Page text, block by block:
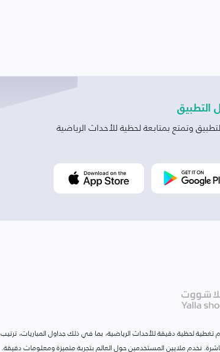
التطبيق
وتمتع بمتابعة لحظية للأحداث الرياضية
لحظية دقيقة للأحداث الرياضية، بما في ذلك جداول المباريات، ترتيب
نخدم ملايين المستخدمين حول العالم بتجربة متميزة ومعلومات دقيقة.